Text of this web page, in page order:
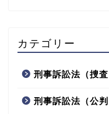
カテゴリー
刑事訴訟法（捜査
刑事訴訟法（公判